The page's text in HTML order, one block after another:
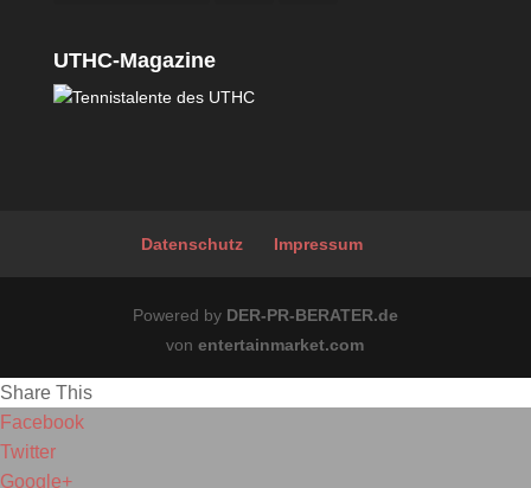
UTHC-Magazine
Datenschutz Impressum
Powered by DER-PR-BERATER.de
vonentertainmarket.com
Share This
Facebook
Twitter
Google+